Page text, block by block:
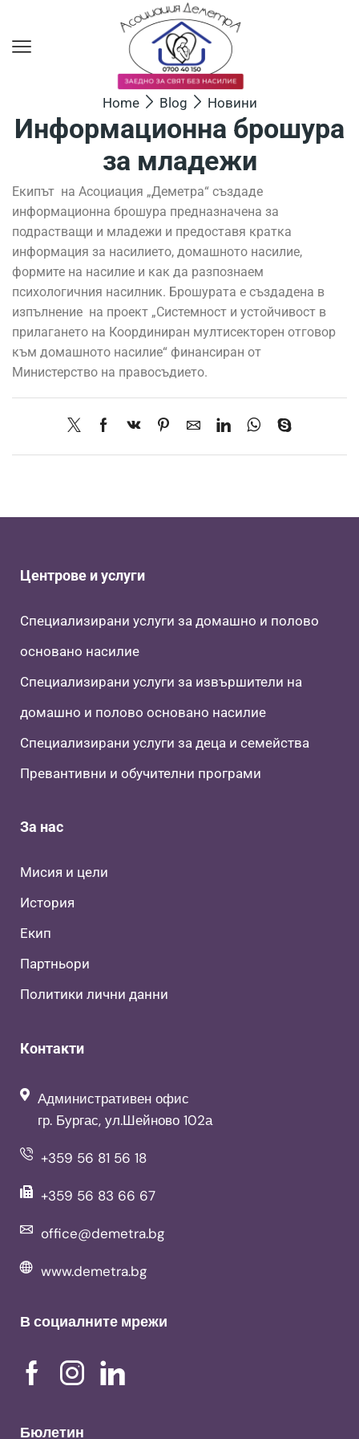
Home Blog Новини
Информационна брошура
за младежи
Екипът на Асоциация „Деметра“ създаде
информационна брошура предназначена за
подрастващи и младежи и предоставя кратка
информация за насилието, домашното насилие,
формите на насилие и как да разпознаем
психологичния насилник. Брошурата е създадена в
изпълнение на проект „Системност и устойчивост в
прилагането на Координиран мултисекторен отговор
към домашното насилие“ финансиран от
Министерство на правосъдието.
Центрове и услуги
Специализирани услуги за домашно и полово
основано насилие
Специализирани услуги за извършители на
домашно и полово основано насилие
Специализирани услуги за деца и семейства
Превантивни и обучителни програми
За нас
Мисия и цели
История
Екип
Партньори
Политики лични данни
Контакти
Административен офис
гр. Бургас, ул.Шейново 102а
+359 56 81 56 18
+359 56 83 66 67
office@demetra.bg
www.demetra.bg
В социалните мрежи
Бюлетин